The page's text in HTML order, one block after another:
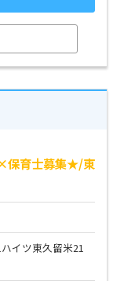
保育士募集★/東
イツ東久留米21